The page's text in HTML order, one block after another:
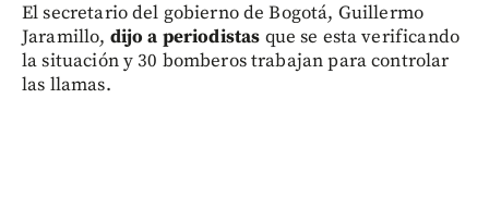
El secretario del gobierno de Bogotá, Guillermo
Jaramillo, dijo a periodistas que se esta verificando
la situación y 30 bomberos trabajan para controlar
las llamas.